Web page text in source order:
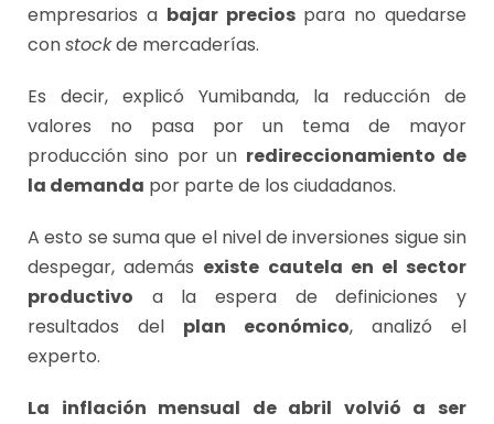
empresarios a bajar preciospara no quedarse
constockde mercaderías.
Es decir, explicó Yumibanda, la reducción de
valores no pasa por un tema de mayor
producción sino por un redireccionamiento de
la demanda por parte de los ciudadanos.
A esto se suma que el nivel de inversiones sigue sin
despegar, además existe cautela en el sector
productivo a la espera de definiciones y
resultados del plan económico, analizó el
experto.
La inflación mensual de abril volvió a ser